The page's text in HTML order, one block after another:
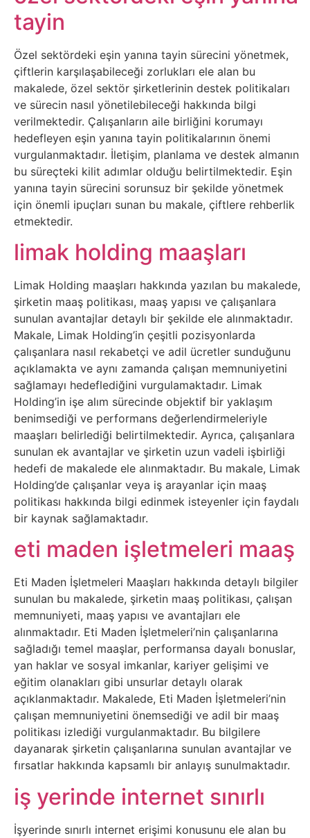
Tasarım
Güvenlik
Haber
Hayvanlar
Hobi
Hosting
Hukuk
İnstagram
İnternet
İnternetten
Para
Kazanma
Kadın
Kim
Kimdir
Kitap
Komedi
Kültür
Sanat
Metaverse
Mobil
Müzik
Nft
Oyun
tayin
Özel sektördeki eşin yanına tayin sürecini yönetmek,
çiftlerin karşılaşabileceği zorlukları ele alan bu
makalede, özel sektör şirketlerinin destek politikaları
ve sürecin nasıl yönetilebileceği hakkında bilgi
verilmektedir. Çalışanların aile birliğini korumayı
hedefleyen eşin yanına tayin politikalarının önemi
vurgulanmaktadır. İletişim, planlama ve destek almanın
bu süreçteki kilit adımlar olduğu belirtilmektedir. Eşin
yanına tayin sürecini sorunsuz bir şekilde yönetmek
için önemli ipuçları sunan bu makale, çiftlere rehberlik
etmektedir.
limak holding maaşları
Limak Holding maaşları hakkında yazılan bu makalede,
şirketin maaş politikası, maaş yapısı ve çalışanlara
sunulan avantajlar detaylı bir şekilde ele alınmaktadır.
Makale, Limak Holding’in çeşitli pozisyonlarda
çalışanlara nasıl rekabetçi ve adil ücretler sunduğunu
açıklamakta ve aynı zamanda çalışan memnuniyetini
sağlamayı hedeflediğini vurgulamaktadır. Limak
Holding’in işe alım sürecinde objektif bir yaklaşım
benimsediği ve performans değerlendirmeleriyle
maaşları belirlediği belirtilmektedir. Ayrıca, çalışanlara
sunulan ek avantajlar ve şirketin uzun vadeli işbirliği
hedefi de makalede ele alınmaktadır. Bu makale, Limak
Holding’de çalışanlar veya iş arayanlar için maaş
politikası hakkında bilgi edinmek isteyenler için faydalı
bir kaynak sağlamaktadır.
eti maden işletmeleri maaş
Eti Maden İşletmeleri Maaşları hakkında detaylı bilgiler
sunulan bu makalede, şirketin maaş politikası, çalışan
memnuniyeti, maaş yapısı ve avantajları ele
alınmaktadır. Eti Maden İşletmeleri’nin çalışanlarına
sağladığı temel maaşlar, performansa dayalı bonuslar,
yan haklar ve sosyal imkanlar, kariyer gelişimi ve
eğitim olanakları gibi unsurlar detaylı olarak
açıklanmaktadır. Makalede, Eti Maden İşletmeleri’nin
çalışan memnuniyetini önemsediği ve adil bir maaş
politikası izlediği vurgulanmaktadır. Bu bilgilere
dayanarak şirketin çalışanlarına sunulan avantajlar ve
fırsatlar hakkında kapsamlı bir anlayış sunulmaktadır.
iş yerinde internet sınırlı
İşyerinde sınırlı internet erişimi konusunu ele alan bu